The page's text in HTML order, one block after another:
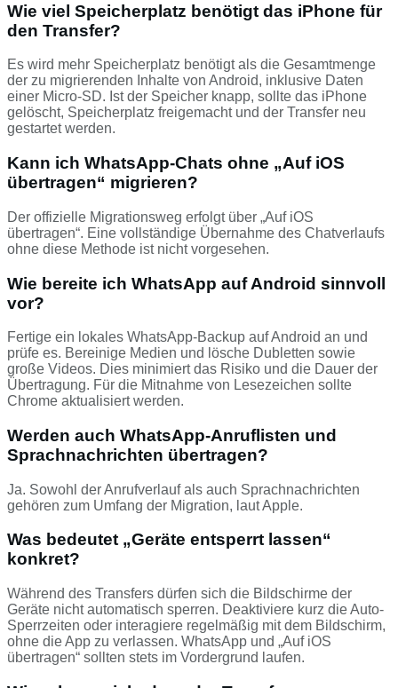
Wie viel Speicherplatz benötigt das iPhone für
den Transfer?
Es wird mehr Speicherplatz benötigt als die Gesamtmenge
der zu migrierenden Inhalte von Android, inklusive Daten
einer Micro‑SD. Ist der Speicher knapp, sollte das iPhone
gelöscht, Speicherplatz freigemacht und der Transfer neu
gestartet werden.
Kann ich WhatsApp-Chats ohne „Auf iOS
übertragen“ migrieren?
Der offizielle Migrationsweg erfolgt über „Auf iOS
übertragen“. Eine vollständige Übernahme des Chatverlaufs
ohne diese Methode ist nicht vorgesehen.
Wie bereite ich WhatsApp auf Android sinnvoll
vor?
Fertige ein lokales WhatsApp-Backup auf Android an und
prüfe es. Bereinige Medien und lösche Dubletten sowie
große Videos. Dies minimiert das Risiko und die Dauer der
Übertragung. Für die Mitnahme von Lesezeichen sollte
Chrome aktualisiert werden.
Werden auch WhatsApp-Anruflisten und
Sprachnachrichten übertragen?
Ja. Sowohl der Anrufverlauf als auch Sprachnachrichten
gehören zum Umfang der Migration, laut Apple.
Was bedeutet „Geräte entsperrt lassen“
konkret?
Während des Transfers dürfen sich die Bildschirme der
Geräte nicht automatisch sperren. Deaktiviere kurz die Auto-
Sperrzeiten oder interagiere regelmäßig mit dem Bildschirm,
ohne die App zu verlassen. WhatsApp und „Auf iOS
übertragen“ sollten stets im Vordergrund laufen.